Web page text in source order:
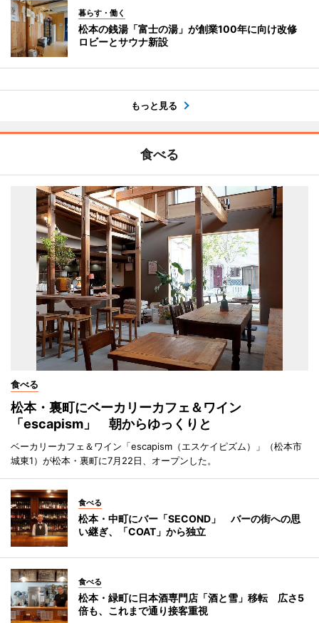
暮らす・働く
松本の銭湯「富士の湯」が創業100年に向け改修
ロビーとサウナ新設
もっと見る
食べる
食べる
松本・裏町にベーカリーカフェ＆ワイン
「escapism」 朝からゆっくりと
ベーカリーカフェ＆ワイン「escapism（エスケイピズム）」（松本市
城東1）が松本・裏町に7月22日、オープンした。
食べる
松本・中町にバー「SECOND」 バーの街への思
い継ぎ、「COAT」から独立
食べる
松本・緑町に日本酒専門店「酒と雪」移転 広さ5
倍も、これまで通り接客重視